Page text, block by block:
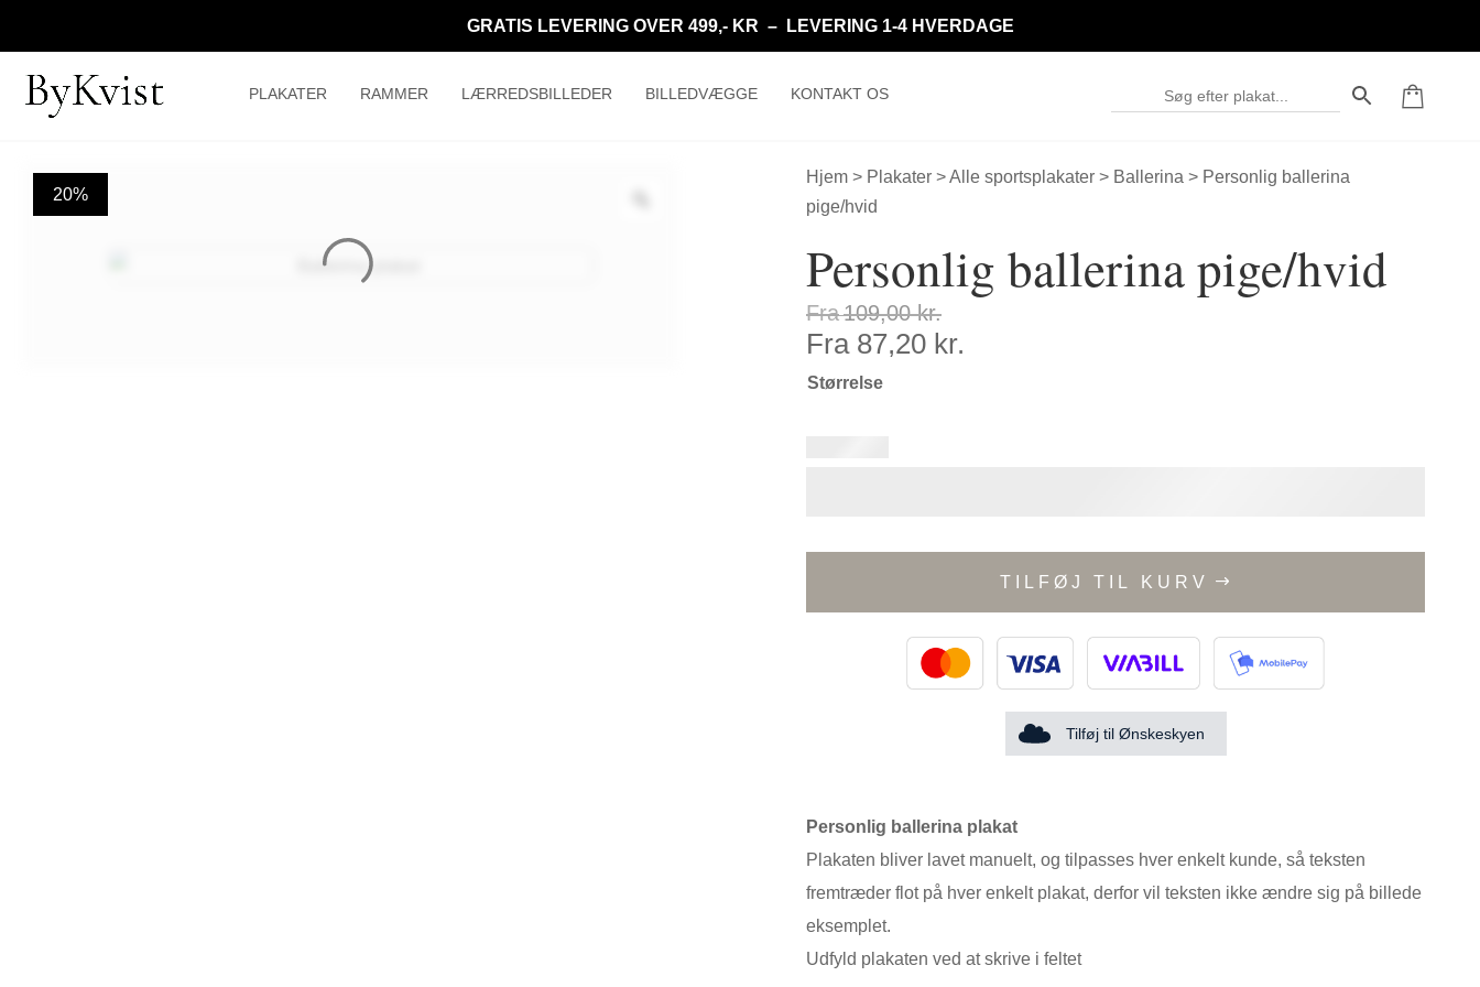
GRATIS LEVERING OVER 499,- KR – LEVERING 1-4 HVERDAGE
PLAKATER RAMMER LÆRREDSBILLEDER BILLEDVÆGGE KONTAKT OS
20%
Hjem > Plakater >Alle sportsplakater > Ballerina > Personlig ballerina
pige/hvid
Personlig ballerina pige/hvid
Fra109,00kr.
Fra 87,20 kr.
Størrelse
TILFØJ TIL KURV
Tilføj til Ønskeskyen
Personlig ballerina plakat
Plakaten bliver lavet manuelt, og tilpasses hver enkelt kunde, så teksten
fremtræder flot på hver enkelt plakat, derfor vil teksten ikke ændre sig på billede
eksemplet.
Udfyld plakaten ved at skrive i feltet